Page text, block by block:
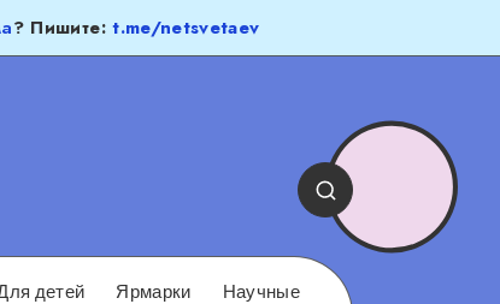
? Пишите:t.me/netsvetaev
детей Ярмарки
Научные